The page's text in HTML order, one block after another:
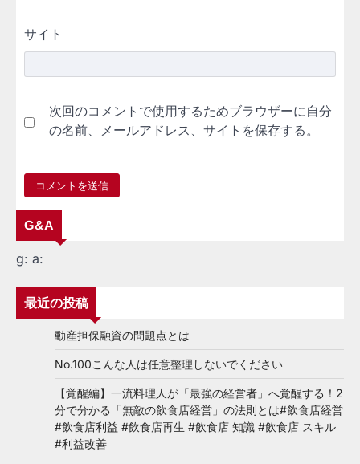
サイト
次回のコメントで使用するためブラウザーに自分
の名前、メールアドレス、サイトを保存する。
G&A
g: a:
最近の投稿
動産担保融資の問題点とは
No.100こんな人は任意整理しないでください
【覚醒編】一流料理人が「最強の経営者」へ覚醒する！2
分で分かる「無敵の飲食店経営」の法則とは#飲食店経営
#飲食店利益 #飲食店再生 #飲食店 知識 #飲食店 スキル
#利益改善